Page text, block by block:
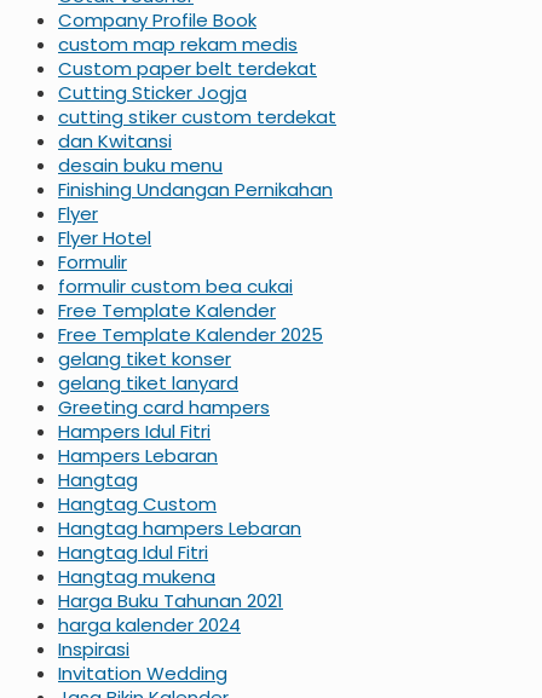
Company Profile Book
custom map rekam medis
Custom paper belt terdekat
Cutting Sticker Jogja
cutting stiker custom terdekat
dan Kwitansi
desain buku menu
Finishing Undangan Pernikahan
Flyer
Flyer Hotel
Formulir
formulir custom bea cukai
Free Template Kalender
Free Template Kalender 2025
gelang tiket konser
gelang tiket lanyard
Greeting card hampers
Hampers Idul Fitri
Hampers Lebaran
Hangtag
Hangtag Custom
Hangtag hampers Lebaran
Hangtag Idul Fitri
Hangtag mukena
Harga Buku Tahunan 2021
harga kalender 2024
Inspirasi
Invitation Wedding